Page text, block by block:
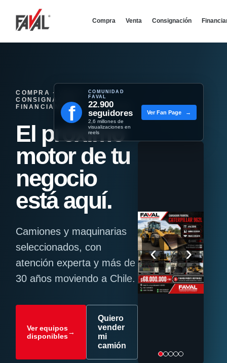
Compra Venta Consignación
COMPRA · VENTA ·
CONSIGNACIÓN ·
FINANCIAMIENTO - REMATES
El próximo
motor de tu
negocio
está aquí.
Camiones y maquinarias
seleccionados, con
atención experta y más de
30 años moviendo a Chile.
Ver equipos
disponibles→
Quiero
vender
mi
camión
f
COMUNIDAD
FAVAL
22.900
seguidores
2,6 millones de
visualizaciones en
reels
Ver Fan Page →
‹ ›